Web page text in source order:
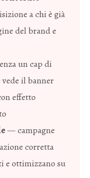
a chi è già
del brand e
un cap di
il banner
effetto
— campagne
corretta
e ottimizzano su